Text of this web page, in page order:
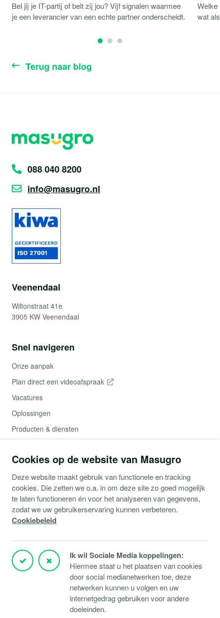
Bel jij je IT-partij of belt zij jou? Vijf signalen waarmee
je een leverancier van een echte partner onderscheidt.
Welke
wat
Terug naar blog
088 040 8200
info@masugro.nl
Veenendaal
Wiltonstraat 41e
3905 KW Veenendaal
Snel navigeren
Onze aanpak
Plan direct een videoafspraak
Vacatures
Oplossingen
Producten & diensten
Webshop (Copaco)
Support
Service aanvraag
Storingen Verbindingen
TeamViewer downloaden
Responsible disclosure
Cookies op de website van Masugro
Deze website maakt gebruik van functionele en tracking
cookies. Die zetten we o.a. in om deze site zo goed mogelijk
te laten functioneren én voor het analyseren van gegevens,
zodat we uw gebruikerservaring kunnen verbeteren.
Cookiebeleid
Ik wil Sociale Media koppelingen:
Hiermee staat u het plaatsen van cookies
door social medianetwerken toe, deze
netwerken kunnen u volgen en uw
internetgedrag gebruiken voor andere
doeleinden.